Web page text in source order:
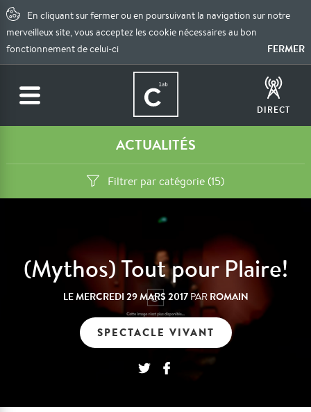
En cliquant sur fermer ou en poursuivant la navigation sur notre
merveilleux site, vous acceptez les cookie nécessaires au bon
fonctionnement de celui-ci
FERMER
DIRECT
ACTUALITÉS
Filtrer par catégorie (15)
(Mythos) Tout pour Plaire!
LEMERCREDI 29 MARS 2017PARROMAIN
SPECTACLE VIVANT